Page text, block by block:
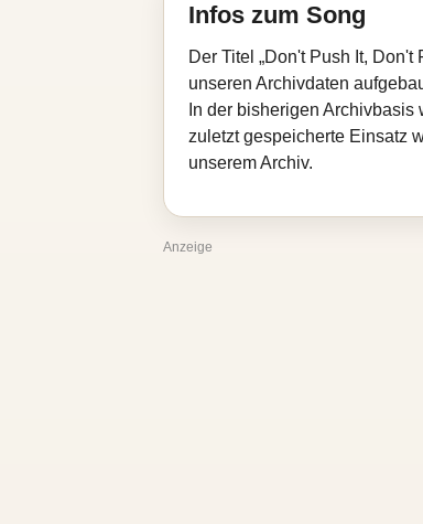
Infos zum Song
Der Titel „Don't Push It,
unseren Archivdaten
In der bisherigen
zuletzt gespeicherte Einsatz
unserem Archiv.
Anzeige